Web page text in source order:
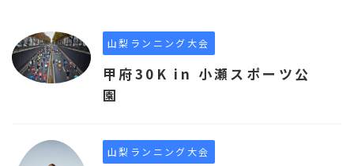
山梨ランニング大会
甲府30K in 小瀬スポーツ公
園
山梨ランニング大会